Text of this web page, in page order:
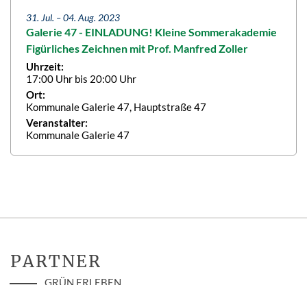
31. Jul. –04. Aug. 2023
Galerie 47 - EINLADUNG! Kleine Sommerakademie
Figürliches Zeichnen mit Prof. Manfred Zoller
Uhrzeit:
17:00 Uhr bis 20:00 Uhr
Ort:
Kommunale Galerie 47, Hauptstraße 47
Veranstalter:
Kommunale Galerie 47
PARTNER
GRÜN ERLEBEN